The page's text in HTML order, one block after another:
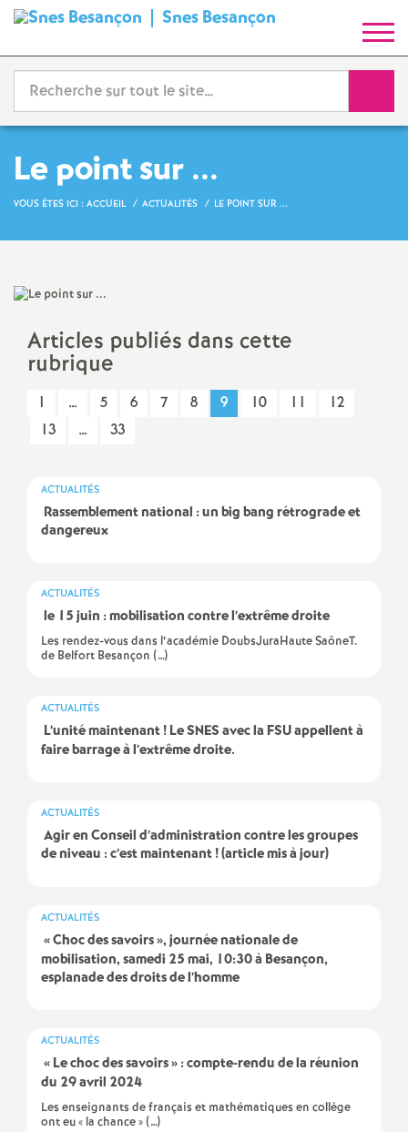
Snes Besançon
y
n
i
t
N
t
n
l
e
s
n
e
i
Le point sur ...
VOUS ÊTES ICI : ACCUEIL ACTUALITÉS LE POINT SUR ...
Articles publiés dans cette
rubrique
1 … 5 6 7 8 9 10 11
12
13
… 33
ACTUALITÉS
Rassemblement national : un big bang rétrograde et
dangereux
ACTUALITÉS
le 15 juin : mobilisation contre l’extrême droite
Les rendez-vous dans l’académie DoubsJuraHaute SaôneT.
de Belfort Besançon (…)
ACTUALITÉS
L’unité maintenant! Le SNES avec la FSU appellent à
faire barrage à l’extrême droite.
ACTUALITÉS
Agir en Conseil d’administration contre les groupes
de niveau : c’est maintenant! (article mis à jour)
ACTUALITÉS
«Choc des savoirs», journée nationale de
mobilisation, samedi 25 mai, 10:30 à Besançon,
esplanade des droits de l’homme
ACTUALITÉS
«Le choc des savoirs» : compte-rendu de la réunion
du 29 avril 2024
Les enseignants de français et mathématiques en collège
ont eu « la chance » (…)